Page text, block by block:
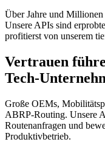
Über Jahre und
Unsere APIs sind
profitierst von unserem
Vertrauen
Tech-
Große OEMs,
ABRP-Routing. Unsere
Routenanfragen und
Produktivbetrieb.